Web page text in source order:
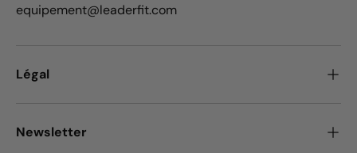
equipement@leaderfit.com
Légal
Newsletter